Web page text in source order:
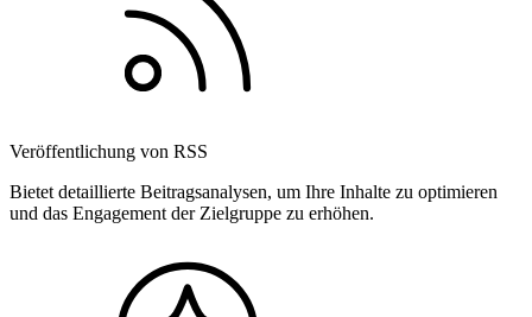
Veröffentlichung von RSS
Bietet detaillierte Beitragsanalysen, um Ihre Inhalte zu optimieren
und das Engagement der Zielgruppe zu erhöhen.